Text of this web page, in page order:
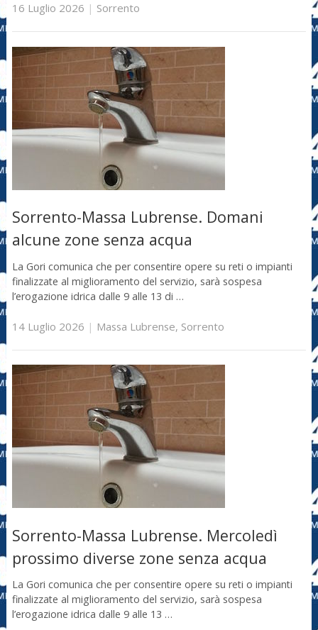
16 Luglio 2026 | Sorrento
Sorrento-Massa Lubrense. Domani
alcune zone senza acqua
La Gori comunica che per consentire opere su reti o impianti
finalizzate al miglioramento del servizio, sarà sospesa
l’erogazione idrica dalle 9 alle 13 di …
14 Luglio 2026 | Massa Lubrense, Sorrento
Sorrento-Massa Lubrense. Mercoledì
prossimo diverse zone senza acqua
La Gori comunica che per consentire opere su reti o impianti
finalizzate al miglioramento del servizio, sarà sospesa
l’erogazione idrica dalle 9 alle 13 …